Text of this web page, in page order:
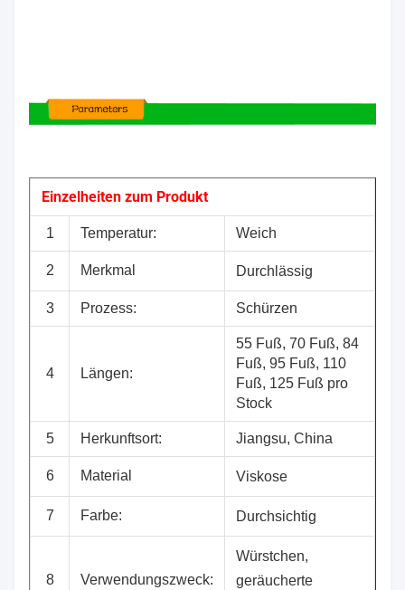
Einzelheiten zum Produkt
1 Temperatur: Weich
2 Merkmal Durchlässig
3 Prozess: Schürzen
4 Längen:
55 Fuß, 70 Fuß, 84
Fuß, 95 Fuß, 110
Fuß, 125 Fuß pro
Stock
5 Herkunftsort: Jiangsu, China
6 Material Viskose
7 Farbe: Durchsichtig
8 Verwendungszweck:
Würstchen,
geräucherte